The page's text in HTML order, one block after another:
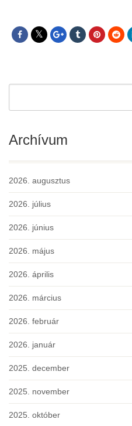
Archívum
2026. augusztus
2026. július
2026. június
2026. május
2026. április
2026. március
2026. február
2026. január
2025. december
2025. november
2025. október